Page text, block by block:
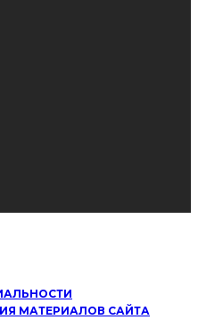
МАТЕРИАЛОВ САЙТА